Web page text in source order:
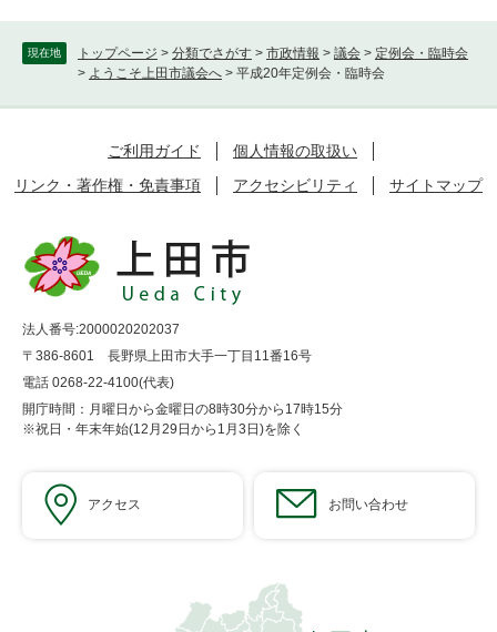
現在地 トップページ > 分類でさがす > 市政情報 > 議会 > 定例会・臨時会
> ようこそ上田市議会へ > 平成20年定例会・臨時会
ご利用ガイド
個人情報の取扱い
リンク・著作権・免責事項
アクセシビリティ サイトマップ
法人番号:2000020202037
〒386-8601 長野県上田市大手一丁目11番16号
電話 0268-22-4100(代表)
開庁時間：月曜日から金曜日の8時30分から17時15分
※祝日・年末年始(12月29日から1月3日)を除く
アクセス お問い合わせ